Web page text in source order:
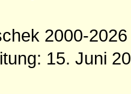
2000-2026
15. Juni